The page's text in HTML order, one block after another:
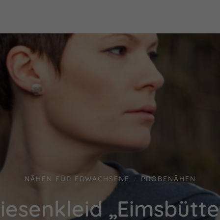
NÄHEN FÜR ERWACHSENE / PROBENÄHEN